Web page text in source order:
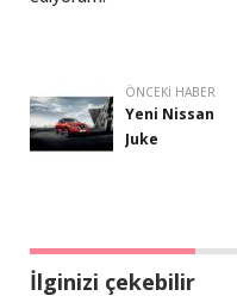
ÖNCEKI HABER
Yeni Nissan
Juke
İlginizi çekebilir